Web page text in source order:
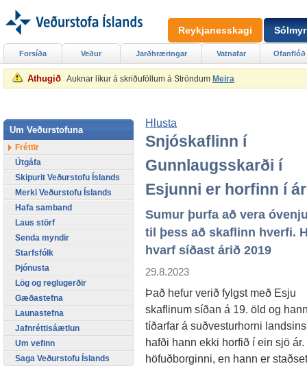
Athugið Auknar líkur á skriðuföllum á Ströndum Meira
Hlusta
Snjóskaflinn í
Gunnlaugsskarði í
Esjunni er horfinn í ár
Sumur þurfa að vera
til þess að skaflinn hverfi.
hvarf síðast árið 2019
29.8.2023
Það hefur verið fylgst með Esju
skaflinum síðan á 19. öld og
tíðarfar á suðvesturhorni
hafði hann ekki horfið í ein sjö
höfuðborginni, en hann er
Forsíða Veður Jarðhræringar Vatnafar Ofanflóð
Um Veðurstofuna
Fréttir
Útgáfa
Skipurit Veðurstofu Íslands
Merki Veðurstofu Íslands
Hafa samband
Laus störf
Senda myndir
Starfsfólk
Þjónusta
Lög og reglugerðir
Gæðastefna
Launastefna
Jafnréttisáætlun
Um vefinn
Saga Veðurstofu Íslands
Reykjanesskagi